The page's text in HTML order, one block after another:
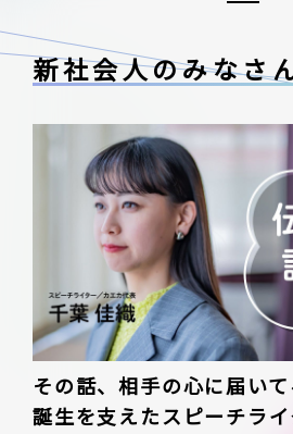
新社会人のみなさ
その話、相手の心に届い
誕生を支えたスピーチラ